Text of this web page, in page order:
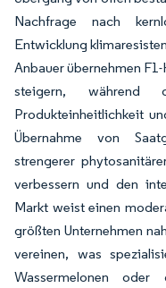
Nachfrage nach
Entwicklung
Anbauer übernehmen
steigern, während
Produkteinheitlichkeit
Übernahme von
strengerer
verbessern und den
Markt weist einen
größten Unternehmen
vereinen, was
Wassermelonen oder